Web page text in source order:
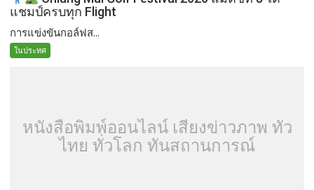
แชมป์ครบทุก Flight
การแข่งขันกอล์ฟส...
ในประทศ
หนังสือพิมพ์ออนไลน์ เสียงข่าวภาพ ทั่ว
ไทย ทั่วโลก ทันสถานการณ์